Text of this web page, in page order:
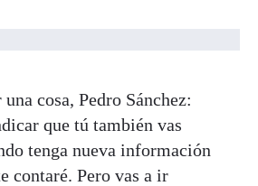
cosa, Pedro Sánchez:
que tú también vas
tenga nueva información
contaré. Pero vas a ir